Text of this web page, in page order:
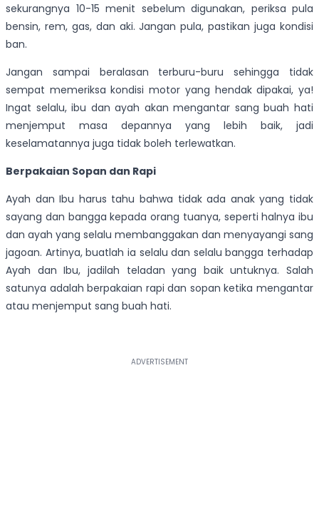
sekurangnya 10-15 menit sebelum digunakan, periksa pula
bensin, rem, gas, dan aki. Jangan pula, pastikan juga kondisi
ban.
Jangan sampai beralasan terburu-buru sehingga tidak
sempat memeriksa kondisi motor yang hendak dipakai, ya!
Ingat selalu, ibu dan ayah akan mengantar sang buah hati
menjemput masa depannya yang lebih baik, jadi
keselamatannya juga tidak boleh terlewatkan.
Berpakaian Sopan dan Rapi
Ayah dan Ibu harus tahu bahwa tidak ada anak yang tidak
sayang dan bangga kepada orang tuanya, seperti halnya ibu
dan ayah yang selalu membanggakan dan menyayangi sang
jagoan. Artinya, buatlah ia selalu dan selalu bangga terhadap
Ayah dan Ibu, jadilah teladan yang baik untuknya. Salah
satunya adalah berpakaian rapi dan sopan ketika mengantar
atau menjemput sang buah hati.